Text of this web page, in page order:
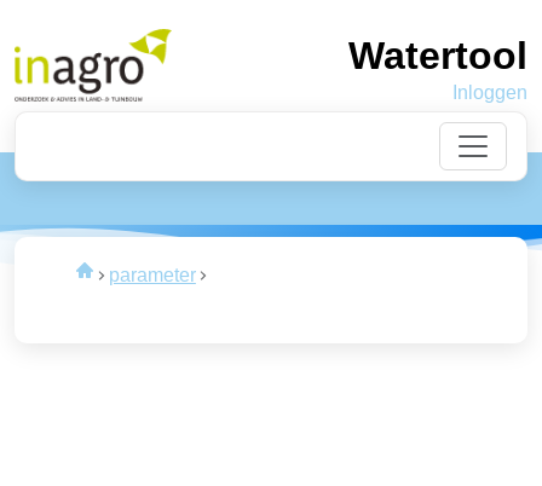
Watertool
Inloggen
Ladenvan de data
parameter